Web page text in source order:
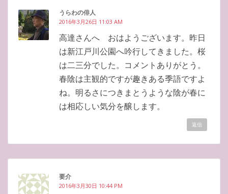
うらわの俳人
2016年3月26日 11:03 AM
高達さんへ おはようございます。昨日
は新江戸川公園へ吟行してきました。桜
は二三分でした。コメントありがとう。
春陰は主観的ですが趣きある季語ですよ
ね。明るさにつきまとうような陰が春に
は相応しい気分を醸します。
返信
要介
2016年3月30日 10:44 PM